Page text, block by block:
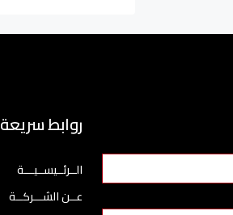
روابط سريعة
الــرئــيســيـــة
عــن الشـــركــة